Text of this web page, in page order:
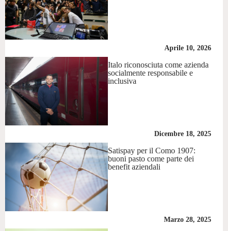
Aprile 10, 2026
Italo riconosciuta come azienda
socialmente responsabile e
inclusiva
Dicembre 18, 2025
Satispay per il Como 1907:
buoni pasto come parte dei
benefit aziendali
Marzo 28, 2025